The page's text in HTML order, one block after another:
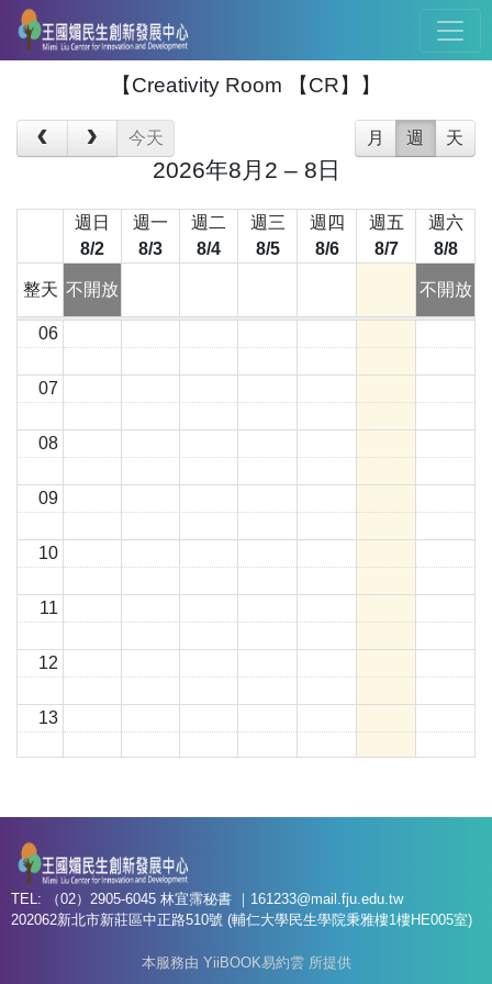
【Creativity Room 【CR】】
今天 月 週 天
2026年8月2 – 8日
週日
8/2
週一
8/3
週二
8/4
週三
8/5
週四
8/6
週五
8/7
週六
8/8
整天 不開放 不開放
01
05
06
07
08
09
10
11
12
13
16
TEL: （02）2905-6045 林宜霈秘書 ｜ 161233@mail.fju.edu.tw
202062新北市新莊區中正路510號 (輔仁大學民生學院秉雅樓1樓HE005室)
本服務由 YiiBOOK易約雲 所提供